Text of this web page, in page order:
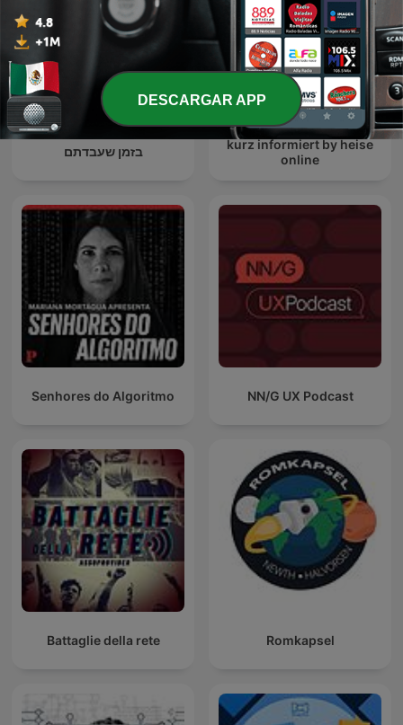
בזמן שעבדתם
kurz informiert by heise
online
Senhores do Algoritmo NN/G UX Podcast
Battaglie della rete Romkapsel
DESCARGAR APP